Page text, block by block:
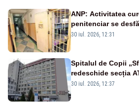
ANP: Activitatea
penitenciar se
normali
30 iul. 2026, 12:31
Spitalul de Copii
redeschide secția
moartea a 7 copii
30 iul. 2026, 12:37